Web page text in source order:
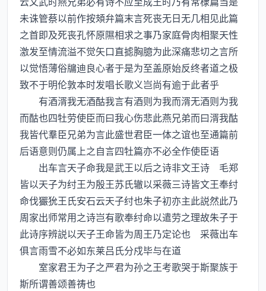
未诛管蔡以前作按頍弁篇末言死丧无日无几相见此篇
之首即及死丧孔怀原隰相求之事乃家庭骨肉相聚天性
激发至情流溢不觉矢口直摅胸臆为此深痛悲切之言所
以觉悟薄俗牖迪良心者于是为至盖原始反终者道之极
致不于明伦敦本时发唱长歌义岂尚有逾于此者乎
有酒湑我无酒酤我言有酒则为我而湑无酒则为我
而酤也四牡劳使臣而曰我心伤悲此燕兄弟而曰湑我酤
我皆代羣臣兄弟为言此盛世君臣一体之谊也至通篇前
后语意则仍属上之自言四牡篇亦不必全作使臣语
出车言天子命我是武王以后之诗非文王诗 毛郑
皆以天子为纣王为殷王苏氏辙以采薇三诗皆文王奉纣
命伐玁狁王氏安石云天子纣也朱子初亦主此説然此乃
周家出师常用之诗岂有歌奉纣命以遣劳之理故朱子于
此诗序辨説以天子王命皆为周王乃定论也 采薇出车
俱言雨雪不必如东莱吕氏分戍毕与在道
室家君王为子之严君为孙之王考歌哭于斯聚族于
斯所谓善颂善祷也